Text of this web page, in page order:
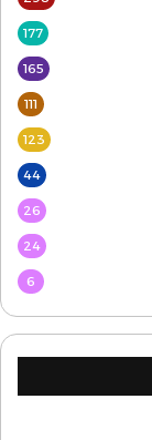
177
165
111
123
44
26
24
6